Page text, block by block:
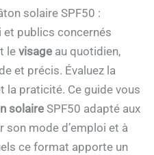
solaire SPF50 :
et publics concernés
le visage au quotidien,
et précis. Évaluez la
la praticité. Ce guide vous
solaire SPF50 adapté aux
son mode d’emploi et à
ce format apporte un